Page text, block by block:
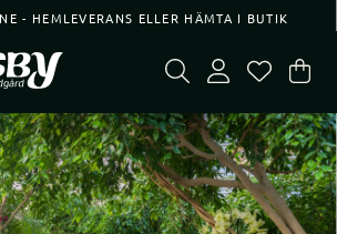
- HEMLEVERANS ELLER HÄMTA I BUTIK
.